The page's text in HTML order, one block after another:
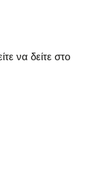
να δείτε στο